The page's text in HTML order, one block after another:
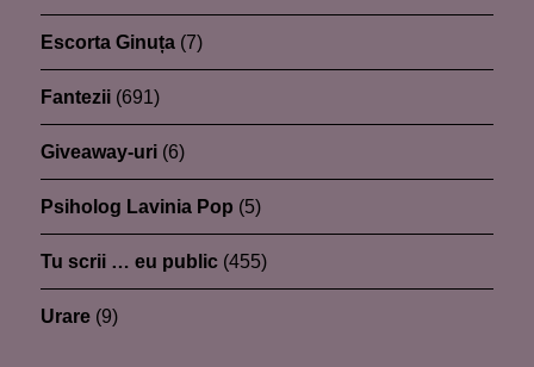
Escorta Ginuța (7)
Fantezii (691)
Giveaway-uri (6)
Psiholog Lavinia Pop (5)
Tu scrii … eu public (455)
Urare (9)